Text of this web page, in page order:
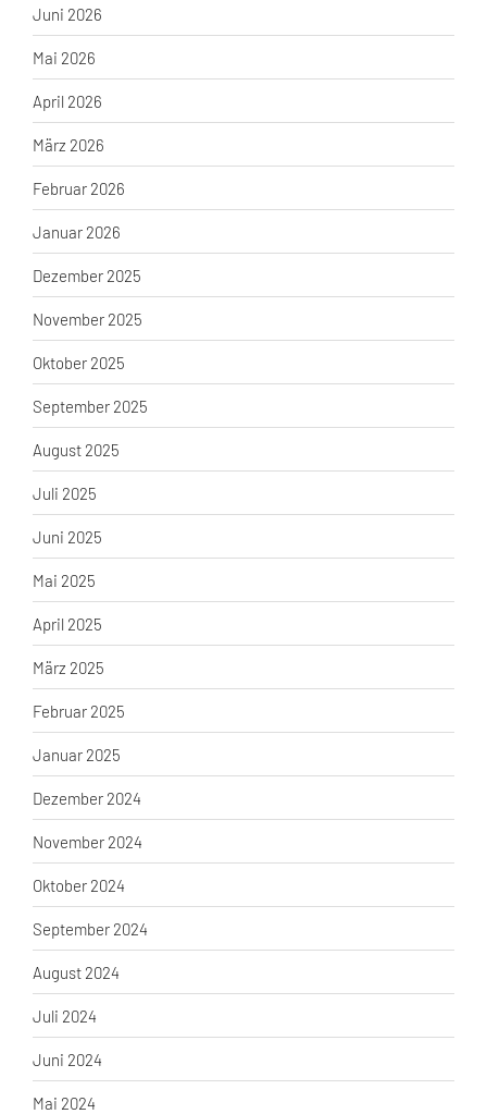
Juni 2026
Mai 2026
April 2026
März 2026
Februar 2026
Januar 2026
Dezember 2025
November 2025
Oktober 2025
September 2025
August 2025
Juli 2025
Juni 2025
Mai 2025
April 2025
März 2025
Februar 2025
Januar 2025
Dezember 2024
November 2024
Oktober 2024
September 2024
August 2024
Juli 2024
Juni 2024
Mai 2024